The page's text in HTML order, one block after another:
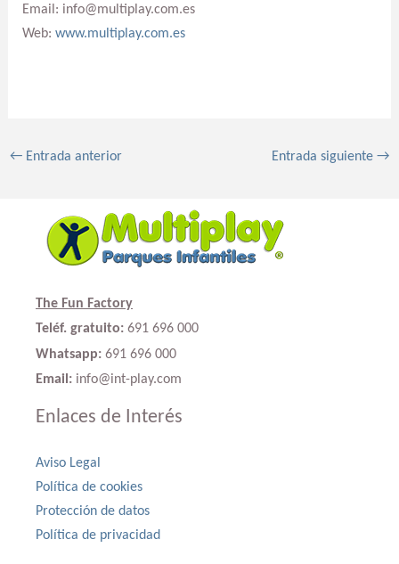
Email: info@multiplay.com.es
Web: www.multiplay.com.es
←Entrada anterior Entrada siguiente→
The Fun Factory
Teléf. gratuito: 691 696 000
Whatsapp: 691 696 000
Email: info@int-play.com
Enlaces de Interés
Aviso Legal
Política de cookies
Protección de datos
Política de privacidad